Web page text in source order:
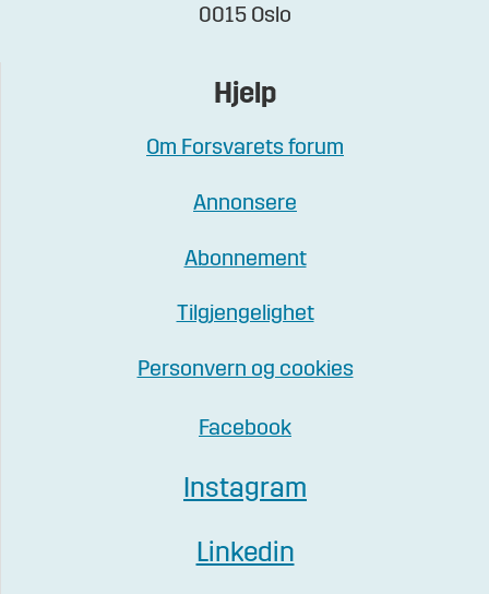
0015 Oslo
Hjelp
Om Forsvarets forum
Annonsere
Abonnement
Tilgjengelighet
Personvern og cookies
Facebook
Instagram
Linkedin